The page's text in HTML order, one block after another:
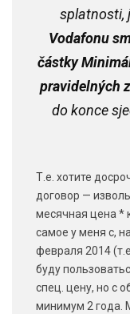
splatnosti,
Vodafonu
částky
pravidelných
do konce
Т.е. хотите
договор —
месячная цена *
самое у меня с,
февраля 2014
буду
спец. цену, но с
минимум 2 года.